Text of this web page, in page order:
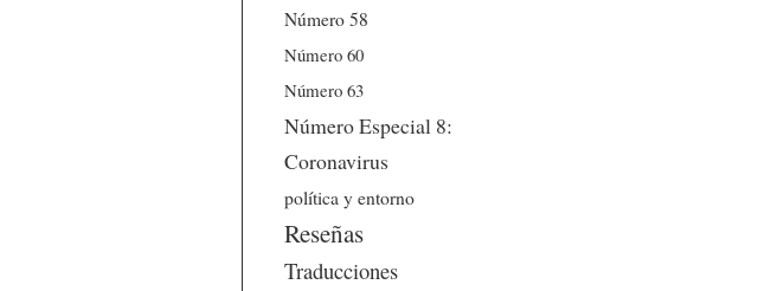
Número 58
Número 60
Número 63
Número Especial 8:
Coronavirus
política y entorno
Reseñas
Traducciones